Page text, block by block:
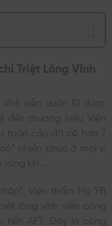
Triệt Lông Vĩnh
viễn quận 10 được
đến thương hiệu Viện
toàn cầu đã có hơn 7
phiền phức ở mọi vị
kín…
Viện thẩm Mỹ YB
lông vĩnh viễn công
tiến AFT. Đây là công